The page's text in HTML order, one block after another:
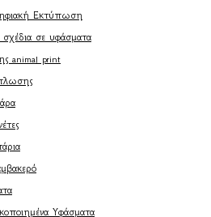
Εκτύπωση
σχέδια σε υφάσματα
animal print
Υφάσματα